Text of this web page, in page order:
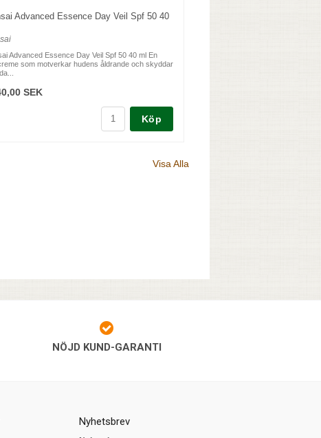
Advanced Essence Day Veil Spf 50 40
Advanced Essence Day Veil Spf 50 40 ml En
som motverkar hudens åldrande och skyddar
SEK
Köp
Visa Alla
NÖJD KUND-GARANTI
Nyhetsbrev